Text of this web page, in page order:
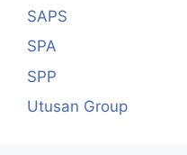
SAPS
SPA
SPP
Utusan Group